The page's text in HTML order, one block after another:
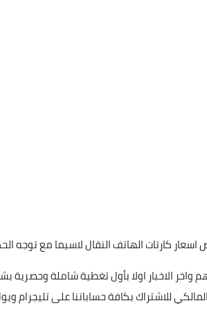
كارتات الهاتف النقال لاسيما مع توجه
واخر الاخبار اولا بأول تغطية شاملة
للاشتراك بكافة حساباتنا على تليجرام